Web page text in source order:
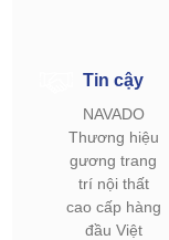
Tin cậy
NAVADO
Thương hiệu
gương trang
trí nội thất
cao cấp hàng
đầu Việt